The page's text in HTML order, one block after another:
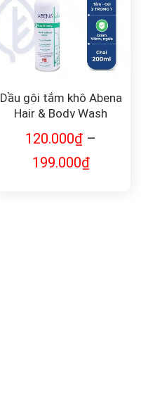
Dầu gội tắm khô Abena
Hair & Body Wash
120.000₫ –
199.000₫